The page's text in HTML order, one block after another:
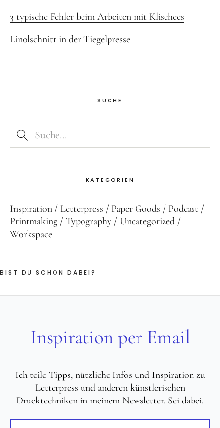
3 typische Fehler beim Arbeiten mit Klischees
Linolschnitt in der Tiegelpresse
SUCHE
KATEGORIEN
Inspiration Letterpress Paper Goods
Podcast
Printmaking
Typography
Uncategorized
Workspace
BIST DU SCHON DABEI?
Inspiration per Email
Ich teile Tipps, nützliche Infos und Inspiration zu
Letterpress und anderen künstlerischen
Drucktechniken in meinem Newsletter. Sei dabei.